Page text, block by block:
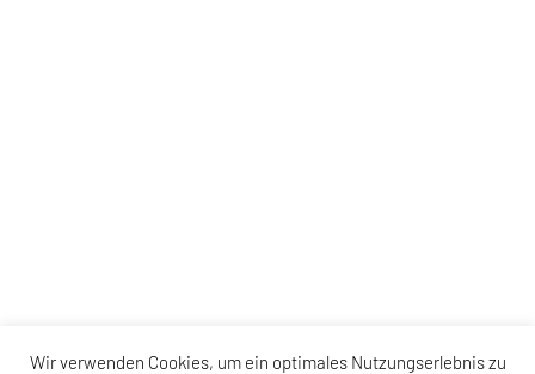
Wir verwenden Cookies, um ein optimales Nutzungserlebnis zu